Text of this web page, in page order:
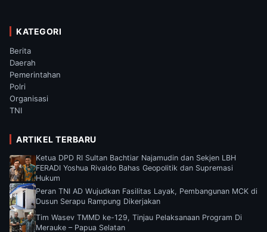
KATEGORI
Berita
Daerah
Pemerintahan
Polri
Organisasi
TNI
ARTIKEL TERBARU
Ketua DPD RI Sultan Bachtiar Najamudin dan Sekjen LBH
FERADI Yoshua Rivaldo Bahas Geopolitik dan Supremasi
Hukum
Peran TNI AD Wujudkan Fasilitas Layak, Pembangunan MCK di
Dusun Serapu Rampung Dikerjakan
Tim Wasev TMMD ke-129, Tinjau Pelaksanaan Program Di
Merauke – Papua Selatan